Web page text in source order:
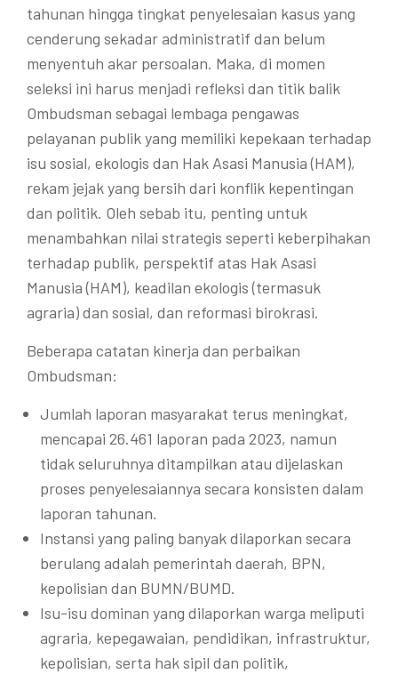
tahunan hingga tingkat penyelesaian kasus yang
cenderung sekadar administratif dan belum
menyentuh akar persoalan. Maka, di momen
seleksi ini harus menjadi refleksi dan titik balik
Ombudsman sebagai lembaga pengawas
pelayanan publik yang memiliki kepekaan terhadap
isu sosial, ekologis dan Hak Asasi Manusia (HAM),
rekam jejak yang bersih dari konflik kepentingan
dan politik. Oleh sebab itu, penting untuk
menambahkan nilai strategis seperti keberpihakan
terhadap publik, perspektif atas Hak Asasi
Manusia (HAM), keadilan ekologis (termasuk
agraria) dan sosial, dan reformasi birokrasi.
Beberapa catatan kinerja dan perbaikan
Ombudsman:
Jumlah laporan masyarakat terus meningkat,
mencapai 26.461 laporan pada 2023, namun
tidak seluruhnya ditampilkan atau dijelaskan
proses penyelesaiannya secara konsisten dalam
laporan tahunan.
Instansi yang paling banyak dilaporkan secara
berulang adalah pemerintah daerah, BPN,
kepolisian dan BUMN/BUMD.
Isu-isu dominan yang dilaporkan warga meliputi
agraria, kepegawaian, pendidikan, infrastruktur,
kepolisian, serta hak sipil dan politik,